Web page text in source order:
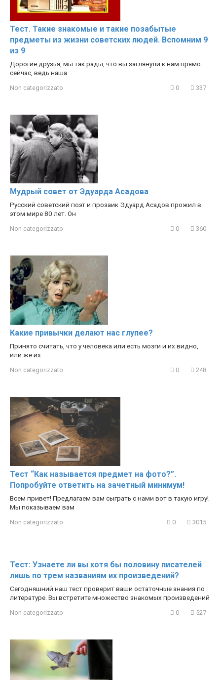
Тест. Такие знакомые и такие позабытые
предметы из жизни советских людей. Вспомним 9
из 9
Дорогие друзья, мы так рады, что вы заглянули к нам прямо
сейчас, ведь наша
Non categorizzato 0 337
Мудрый совет от Эдуарда Асадова
Русский советский поэт и прозаик Эдуард Асадов прожил в
этом мире 80 лет. Он
Non categorizzato 0 360
Какие привычки делают нас глупее?
Принято считать, что у человека или есть мозги и их видно,
или же их
Non categorizzato 0 248
Тест “Как называется предмет на фото?”.
Попробуйте ответить на зачетный минимум!
Всем привет! Предлагаем вам сыграть с нами вот в такую игру!
Мы показываем вам
Non categorizzato 0 3015
Тест: Узнаете ли вы хотя бы половину писателей
лишь по трем названиям их произведений?
Сегодняшний наш тест проверит ваши остаточные знания по
литературе. Вы встретите множество знакомых произведений
Non categorizzato 0 527